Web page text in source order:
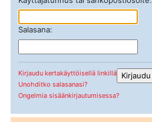
Salasana:
Kirjaudu kertakäyttöisellä linkillä
Unohditko salasanasi?
Ongelmia sisäänkirjautumisessa?